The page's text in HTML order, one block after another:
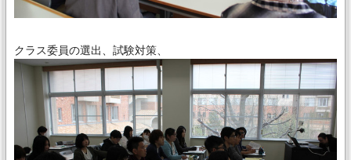
クラス委員の選出、試験対策、